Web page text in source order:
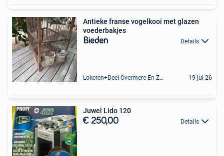
Antieke franse vogelkooi met glazen
voederbakjes
Bieden Details
Lokeren+Deel Overmere En Zele 19 jul 26
Juwel Lido 120
€ 250,00 Details